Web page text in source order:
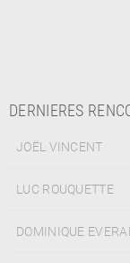
DERNIERES
JOËL VINCENT
LUC ROUQUETTE
DOMINIQUE